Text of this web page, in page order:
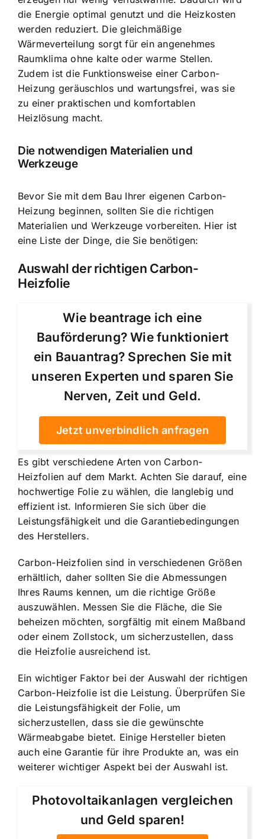
die Energie optimal genutzt und die Heizkosten
werden reduziert. Die gleichmäßige
Wärmeverteilung sorgt für ein angenehmes
Raumklima ohne kalte oder warme Stellen.
Zudem ist die Funktionsweise einer Carbon-
Heizung geräuschlos und wartungsfrei, was sie
zu einer praktischen und komfortablen
Heizlösung macht.
Die notwendigen Materialien und
Werkzeuge
Bevor Sie mit dem Bau Ihrer eigenen Carbon-
Heizung beginnen, sollten Sie die richtigen
Materialien und Werkzeuge vorbereiten. Hier ist
eine Liste der Dinge, die Sie benötigen:
Auswahl der richtigen Carbon-
Heizfolie
Wie beantrage ich eine
Bauförderung? Wie funktioniert
ein Bauantrag? Sprechen Sie mit
unseren Experten und sparen Sie
Nerven, Zeit und Geld.
Jetzt unverbindlich anfragen
Es gibt verschiedene Arten von Carbon-
Heizfolien auf dem Markt. Achten Sie darauf, eine
hochwertige Folie zu wählen, die langlebig und
effizient ist. Informieren Sie sich über die
Leistungsfähigkeit und die Garantiebedingungen
des Herstellers.
Carbon-Heizfolien sind in verschiedenen Größen
erhältlich, daher sollten Sie die Abmessungen
Ihres Raums kennen, um die richtige Größe
auszuwählen. Messen Sie die Fläche, die Sie
beheizen möchten, sorgfältig mit einem Maßband
oder einem Zollstock, um sicherzustellen, dass
die Heizfolie ausreichend ist.
Ein wichtiger Faktor bei der Auswahl der richtigen
Carbon-Heizfolie ist die Leistung. Überprüfen Sie
die Leistungsfähigkeit der Folie, um
sicherzustellen, dass sie die gewünschte
Wärmeabgabe bietet. Einige Hersteller bieten
auch eine Garantie für ihre Produkte an, was ein
weiterer wichtiger Aspekt bei der Auswahl ist.
Photovoltaikanlagen vergleichen
und Geld sparen!